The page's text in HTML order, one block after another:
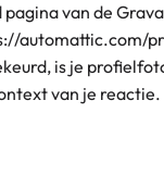
van de
automattic.com/
is je
van je reactie.